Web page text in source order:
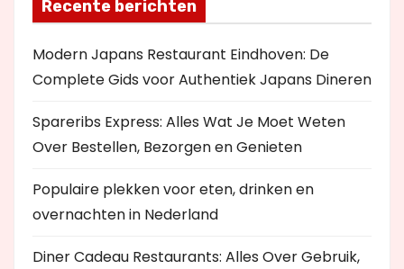
Recente berichten
Modern Japans Restaurant Eindhoven: De
Complete Gids voor Authentiek Japans Dineren
Spareribs Express: Alles Wat Je Moet Weten
Over Bestellen, Bezorgen en Genieten
Populaire plekken voor eten, drinken en
overnachten in Nederland
Diner Cadeau Restaurants: Alles Over Gebruik,